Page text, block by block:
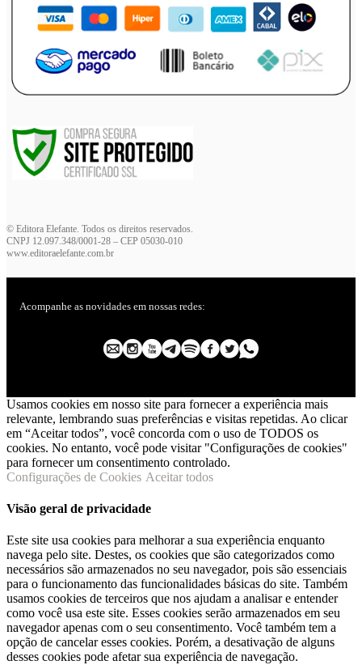
© Editora Elefante. Todos os direitos reservados.
CNPJ 12.097.348/0001-28 – CEP 05030-010
www.editoraelefante.com.br
Acompanhe as novidades em nossas redes:
Usamos cookies em nosso site para fornecer a experiência mais
relevante, lembrando suas preferências e visitas repetidas. Ao clicar
em “Aceitar todos”, você concorda com o uso de TODOS os
cookies. No entanto, você pode visitar "Configurações de cookies"
para fornecer um consentimento controlado.
Configurações de Cookies Aceitar todos
Visão geral de privacidade
Este site usa cookies para melhorar a sua experiência enquanto
navega pelo site. Destes, os cookies que são categorizados como
necessários são armazenados no seu navegador, pois são essenciais
para o funcionamento das funcionalidades básicas do site. Também
usamos cookies de terceiros que nos ajudam a analisar e entender
como você usa este site. Esses cookies serão armazenados em seu
navegador apenas com o seu consentimento. Você também tem a
opção de cancelar esses cookies. Porém, a desativação de alguns
desses cookies pode afetar sua experiência de navegação.